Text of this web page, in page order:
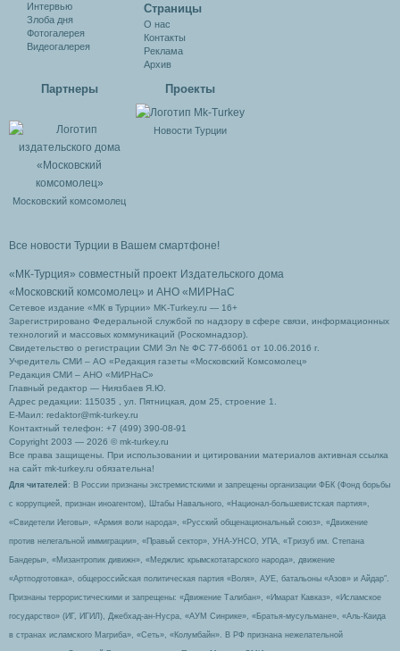
Интервью
Злоба дня
Фотогалерея
Видеогалерея
Cтраницы
О нас
Контакты
Реклама
Архив
Партнеры
Московский комсомолец
Проекты
Новости Турции
Все новости Турции в Вашем смартфоне!
«МК-Турция» совместный проект Издательского дома
«Московский комсомолец» и АНО «МИРНаС
Сетевое издание «МК в Турции» MK-Turkey.ru — 16+
Зарегистрировано Федеральной службой по надзору в сфере связи, информационных
технологий и массовых коммуникаций (Роскомнадзор).
Свидетельство о регистрации СМИ Эл № ФС 77-66061 от 10.06.2016 г.
Учредитель СМИ – АО «Редакция газеты «Московский Комсомолец»
Редакция СМИ – АНО «МИРНаС»
Главный редактор — Ниязбаев Я.Ю.
Адрес редакции: 115035 , ул. Пятницкая, дом 25, строение 1.
Е-Маил: redaktor@mk-turkey.ru
Контактный телефон: +7 (499) 390-08-91
Copyright 2003 — 2026 © mk-turkey.ru
Все права защищены. При использовании и цитировании материалов активная ссылка
на сайт mk-turkey.ru обязательна!
Для читателей : В России признаны экстремистскими и запрещены организации ФБК (Фонд борьбы
с коррупцией, признан иноагентом), Штабы Навального, «Национал-большевистская партия»,
«Свидетели Иеговы», «Армия воли народа», «Русский общенациональный союз», «Движение
против нелегальной иммиграции», «Правый сектор», УНА-УНСО, УПА, «Тризуб им. Степана
Бандеры», «Мизантропик дивижн», «Меджлис крымскотатарского народа», движение
«Артподготовка», общероссийская политическая партия «Воля», АУЕ, батальоны «Азов» и Айдар″.
Признаны террористическими и запрещены: «Движение Талибан», «Имарат Кавказ», «Исламское
государство» (ИГ, ИГИЛ), Джебхад-ан-Нусра, «АУМ Синрике», «Братья-мусульмане», «Аль-Каида
в странах исламского Магриба», «Сеть», «Колумбайн». В РФ признана нежелательной